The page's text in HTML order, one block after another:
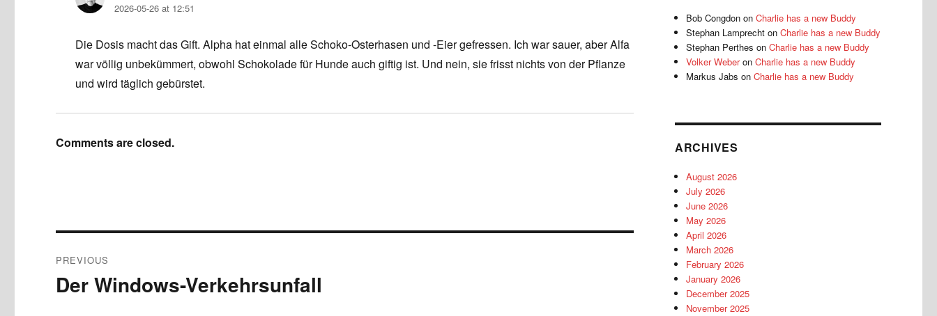
2026-05-26 at 12:51
Die Dosis macht das Gift. Alpha hat einmal alle Schoko-Osterhasen und -Eier gefressen. Ich war sauer, aber Alfa
war völlig unbekümmert, obwohl Schokolade für Hunde auch giftig ist. Und nein, sie frisst nichts von der Pflanze
und wird täglich gebürstet.
Comments are closed.
navigation
PREVIOUS
Previous
Der Windows-Verkehrsunfall
Bob Congdon onCharlie has a new Buddy
Stephan Lamprecht onCharlie has a new Buddy
Stephan Perthes onCharlie has a new Buddy
Volker WeberonCharlie has a new Buddy
Markus Jabs onCharlie has a new Buddy
ARCHIVES
August 2026
July 2026
June 2026
May 2026
April 2026
March 2026
February 2026
January 2026
December 2025
November 2025